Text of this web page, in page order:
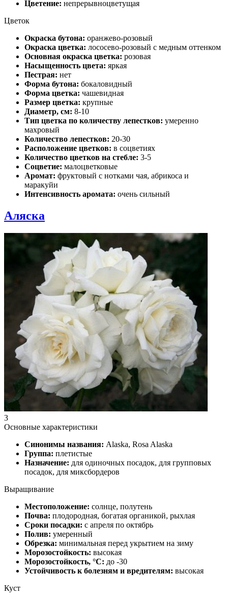
Цветение: непрерывноцветущая
Цветок
Окраска бутона: оранжево-розовый
Окраска цветка: лососево-розовый с медным оттенком
Основная окраска цветка: розовая
Насыщенность цвета: яркая
Пестрая: нет
Форма бутона: бокаловидный
Форма цветка: чашевидная
Размер цветка: крупные
Диаметр, см: 8-10
Тип цветка по количеству лепестков: умеренно
махровый
Количество лепестков: 20-30
Расположение цветков: в соцветиях
Количество цветков на стебле: 3-5
Соцветие: малоцветковые
Аромат: фруктовый с нотками чая, абрикоса и
маракуйи
Интенсивность аромата: очень сильный
Аляска
3
Основные характеристики
Синонимы названия: Alaska, Rosa Alaska
Группа: плетистые
Назначение: для одиночных посадок, для групповых
посадок, для миксбордеров
Выращивание
Местоположение: солнце, полутень
Почва: плодородная, богатая органикой, рыхлая
Сроки посадки: с апреля по октябрь
Полив: умеренный
Обрезка: минимальная перед укрытием на зиму
Морозостойкость: высокая
Морозостойкость, °C: до -30
Устойчивость к болезням и вредителям: высокая
Куст